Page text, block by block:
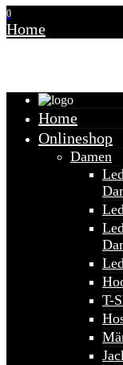
0
Home
Home
Onlineshop
Damen
T-